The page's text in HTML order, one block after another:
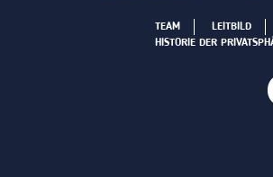
TEAM LEITBILD
HISTORIE DER